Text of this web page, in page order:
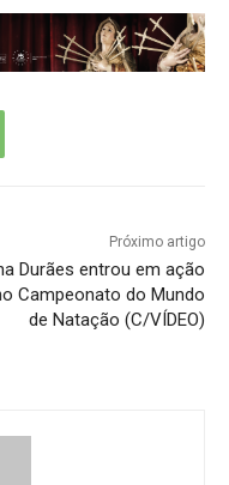
Próximo artigo
Durães entrou em ação
Campeonato do Mundo
de Natação (C/VÍDEO)